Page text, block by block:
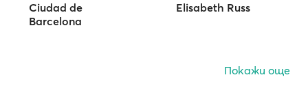
Ciudad de
Barcelona
Elisabeth Russ
Покажи още